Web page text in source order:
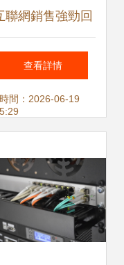
聯網銷售強勁回
助力中國經濟向
好基礎鞏固
查看詳情
間：2026-06-19